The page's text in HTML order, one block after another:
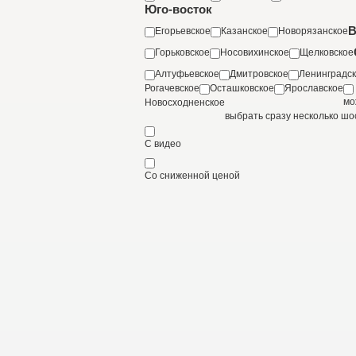
Юго-восток
Егорьевское Казанское Новорязанское
Горьковское Носовихинское Щелковское
Алтуфьевское Дмитровское
Рогачевское
Осташковское
Ярославское
Новосходненское
выбрать сразу несколько
С видео
Со сниженной ценой